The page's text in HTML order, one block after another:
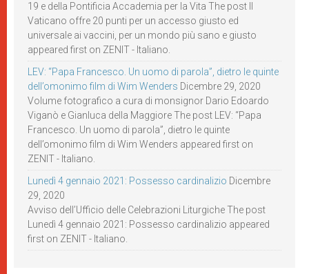
19 e della Pontificia Accademia per la Vita The post Il
Vaticano offre 20 punti per un accesso giusto ed
universale ai vaccini, per un mondo più sano e giusto
appeared first on ZENIT - Italiano.
LEV: “Papa Francesco. Un uomo di parola”, dietro le quinte
dell’omonimo film di Wim Wenders Dicembre 29, 2020
Volume fotografico a cura di monsignor Dario Edoardo
Viganò e Gianluca della Maggiore The post LEV: “Papa
Francesco. Un uomo di parola”, dietro le quinte
dell’omonimo film di Wim Wenders appeared first on
ZENIT - Italiano.
Lunedì 4 gennaio 2021: Possesso cardinalizio Dicembre
29, 2020
Avviso dell’Ufficio delle Celebrazioni Liturgiche The post
Lunedì 4 gennaio 2021: Possesso cardinalizio appeared
first on ZENIT - Italiano.